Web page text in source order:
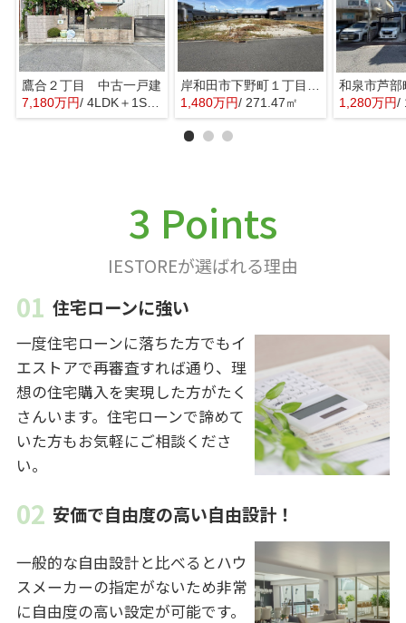
鷹合２丁目 中古一戸建
7,180万円/ 4LDK＋1S(納戸)
1,480万円/ 271.47㎡
和泉市芦部
1,280万円/
3 Points
IESTOREが選ばれる理由
住宅ローンに強い
一度住宅ローンに落ちた方でもイ
エストアで再審査すれば通り、理
想の住宅購入を実現した方がたく
さんいます。住宅ローンで諦めて
いた方もお気軽にご相談くださ
い。
安価で自由度の高い自由設計！
一般的な自由設計と比べるとハウ
スメーカーの指定がないため非常
に自由度の高い設定が可能です。